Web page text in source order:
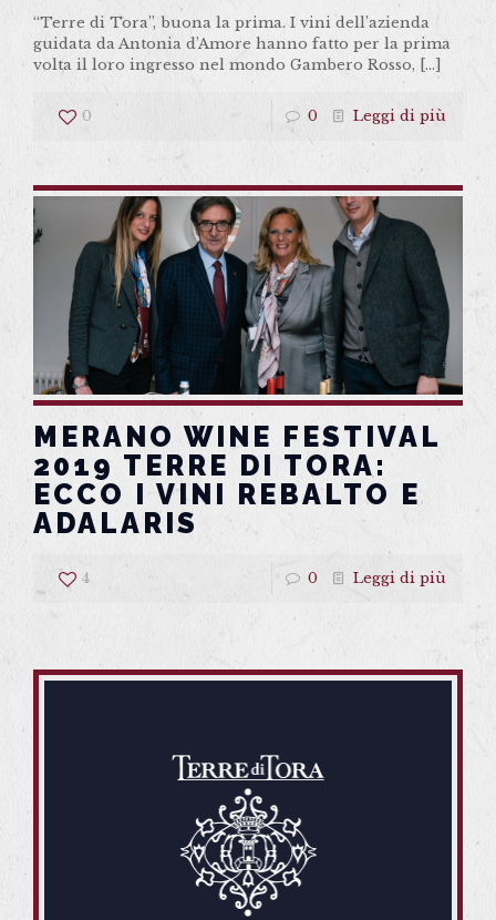
“Terre di Tora”, buona la prima. I vini dell’azienda
guidata da Antonia d’Amore hanno fatto per la prima
volta il loro ingresso nel mondo Gambero Rosso, […]
0 0 Leggi di più
MERANO WINE FESTIVAL
2019 TERRE DI TORA:
ECCO I VINI REBALTO E
ADALARIS
4 0 Leggi di più